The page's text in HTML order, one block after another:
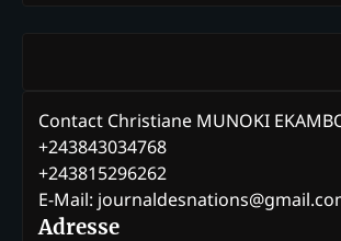
Contact Christiane MUNOKI
+243843034768
+243815296262
E-Mail:
Adresse